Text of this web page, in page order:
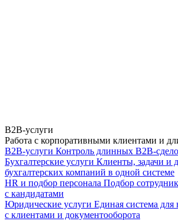
B2B-услуги
Работа с корпоративными клиентами и
B2B-услуги Контроль длинных B2B-
Бухгалтерские услуги Клиенты, задачи и
бухгалтерских компаний в одной системе
HR и подбор персонала Подбор
с кандидатами
Юридические услуги Единая система для
с клиентами и документооборота